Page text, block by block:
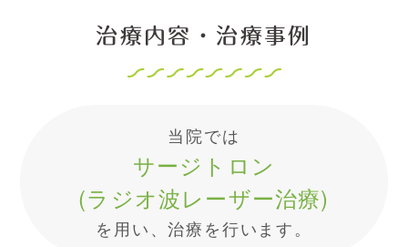
治療内容・治療事例
当院では
サージトロン
(ラジオ波レーザー治療)
を用い、治療を行います。